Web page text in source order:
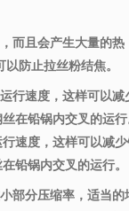
而且会产生大量的热
防止拉丝粉结焦。
行速度，这样可以减
在铅锅内交叉的运行
速度，这样可以减少
铅锅内交叉的运行。
部分压缩率，适当的